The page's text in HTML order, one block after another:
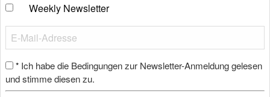
Weekly Newsletter
* Ich habe die Bedingungen zur Newsletter-Anmeldung gelesen
und stimme diesen zu.